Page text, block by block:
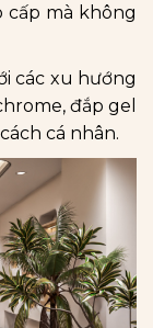
cấp mà không
các xu hướng
đắp gel
cá nhân.